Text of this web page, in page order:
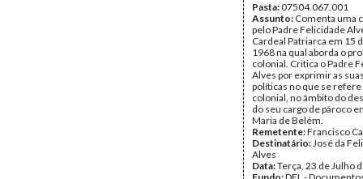
Pasta:07504.067.001
Assunto: Comenta uma
pelo Padre Felicidade
Cardeal Patriarca em 15
1968 na qual aborda o
colonial. Critica o Padre
Alves por exprimir as
políticas no que se refere
colonial, no âmbito do
do seu cargo de pároco
Maria de Belém.
Remetente:Francisco
Destinatário:José da
Alves
Data:Terça, 23 de Julho